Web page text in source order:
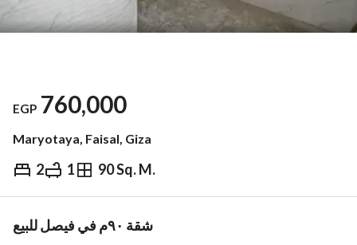
EGP 760,000
Maryotaya, Faisal, Giza
2 1 90 Sq. M.
EGP 760,000
Overview Trends & Indices
شقة ٩٠م في فيصل للبيع